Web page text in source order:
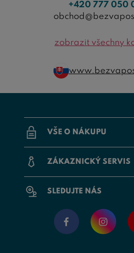
VŠE O NÁKUPU
ZÁKAZNICKÝ SERVIS
SLEDUJTE NÁS
+420 777 050
zobrazit všechny